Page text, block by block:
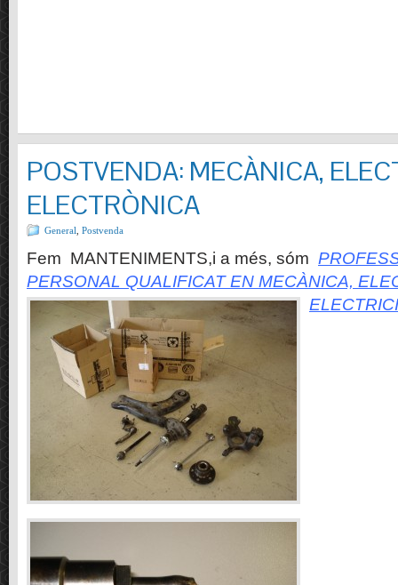
POSTVENDA: MECÀNICA,
ELECTRÒNICA
General Postvenda
Fem MANTENIMENTS,i a més, sóm
PERSONAL QUALIFICAT EN MECÀNICA,